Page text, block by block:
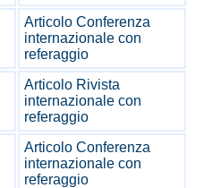
Articolo Conferenza
internazionale con
referaggio
Articolo Rivista
internazionale con
referaggio
Articolo Conferenza
internazionale con
referaggio